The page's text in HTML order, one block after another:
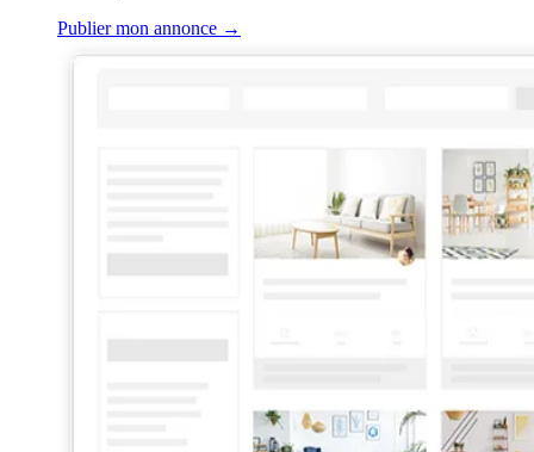
Publier mon annonce →